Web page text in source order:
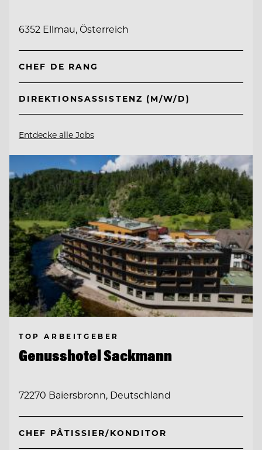
6352 Ellmau, Österreich
CHEF DE RANG
DIREKTIONSASSISTENZ (M/W/D)
Entdecke alle Jobs
TOP ARBEITGEBER
Genusshotel Sackmann
72270 Baiersbronn, Deutschland
CHEF PÂTISSIER/KONDITOR